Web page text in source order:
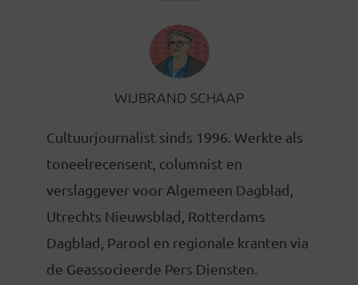
WIJBRAND SCHAAP
Cultuurjournalist sinds 1996. Werkte als
toneelrecensent, columnist en
verslaggever voor Algemeen Dagblad,
Utrechts Nieuwsblad, Rotterdams
Dagblad, Parool en regionale kranten via
de Geassocieerde Pers Diensten.